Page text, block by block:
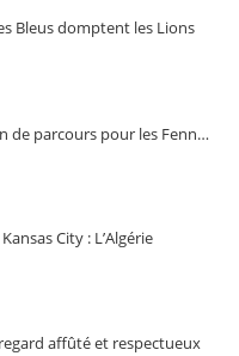
Bleus domptent les Lions
de parcours pour les Fenn…
City : L’Algérie
affûté et respectueux